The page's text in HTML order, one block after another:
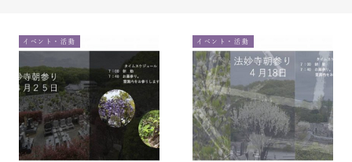
イベント・活動 イベント・活動